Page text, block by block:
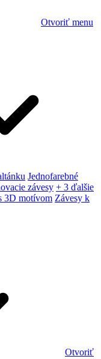
Otvoriť menu
Jednofarebné
závesy + 3 ďalšie
3D motívom Závesy k
Otvoriť